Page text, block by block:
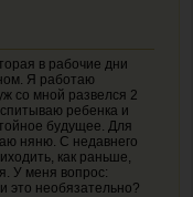
в рабочие дни
Я работаю
со мной развелся 2
ребенка и
будущее. Для
няню. С недавнего
как раньше,
У меня вопрос:
это необязательно?